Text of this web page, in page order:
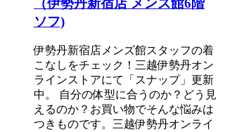
ソフ)
伊勢丹新宿店メンズ館スタッフの着
こなしをチェック！三越伊勢丹オン
ラインストアにて「スナップ」更新
中。 自分の体型に合うのか？どう見
えるのか？お買い物でそんな悩みは
つきものです。三越伊勢丹オンライ